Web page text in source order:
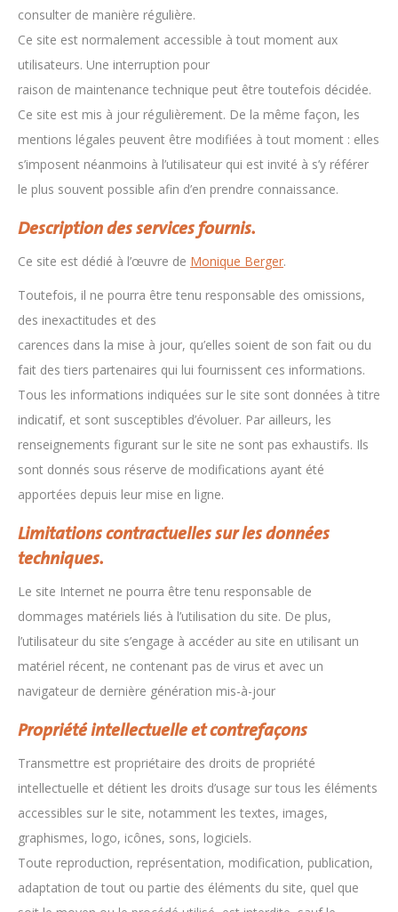
consulter de manière régulière.
Ce site est normalement accessible à tout moment aux
utilisateurs. Une interruption pour
raison de maintenance technique peut être toutefois décidée.
Ce site est mis à jour régulièrement. De la même façon, les
mentions légales peuvent être modifiées à tout moment : elles
s’imposent néanmoins à l’utilisateur qui est invité à s’y référer
le plus souvent possible afin d’en prendre connaissance.
Description des services fournis.
Ce site est dédié à l’œuvre de Monique Berger.
Toutefois, il ne pourra être tenu responsable des omissions,
des inexactitudes et des
carences dans la mise à jour, qu’elles soient de son fait ou du
fait des tiers partenaires qui lui fournissent ces informations.
Tous les informations indiquées sur le site sont données à titre
indicatif, et sont susceptibles d’évoluer. Par ailleurs, les
renseignements figurant sur le site ne sont pas exhaustifs. Ils
sont donnés sous réserve de modifications ayant été
apportées depuis leur mise en ligne.
Limitations contractuelles sur les données
techniques.
Le site Internet ne pourra être tenu responsable de
dommages matériels liés à l’utilisation du site. De plus,
l’utilisateur du site s’engage à accéder au site en utilisant un
matériel récent, ne contenant pas de virus et avec un
navigateur de dernière génération mis-à-jour
Propriété intellectuelle et contrefaçons
Transmettre est propriétaire des droits de propriété
intellectuelle et détient les droits d’usage sur tous les éléments
accessibles sur le site, notamment les textes, images,
graphismes, logo, icônes, sons, logiciels.
Toute reproduction, représentation, modification, publication,
adaptation de tout ou partie des éléments du site, quel que